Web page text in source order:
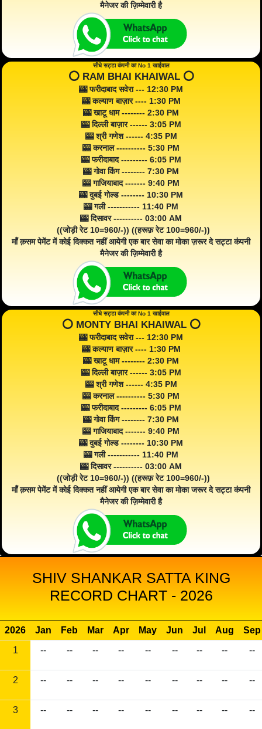
मैनेजर की ज़िम्मेवारी है
सीधे सट्टा कंपनी का No 1 खाईवाल
⭕️ RAM BHAI KHAIWAL ⭕️
🎰 फरीदाबाद सवेरा --- 12:30 PM
🎰 कल्याण बाज़ार ---- 1:30 PM
🎰 खाटू धाम -------- 2:30 PM
🎰 दिल्ली बाज़ार ------ 3:05 PM
🎰 श्री गणेश ------ 4:35 PM
🎰 करनाल ---------- 5:30 PM
🎰 फरीदाबाद --------- 6:05 PM
🎰 गोवा किंग -------- 7:30 PM
🎰 गाजियाबाद ------- 9:40 PM
🎰 दुबई गोल्ड -------- 10:30 PM
🎰 गली ----------- 11:40 PM
🎰 दिसावर ---------- 03:00 AM
((जोड़ी रेट 10=960/-)) ((हरूफ़ रेट 100=960/-))
माँ क़सम पेमेंट में कोई दिक्कत नहीं आयेगी एक बार सेवा का मोका ज़रूर दे सट्टा कंपनी
मैनेजर की ज़िम्मेवारी है
सीधे सट्टा कंपनी का No 1 खाईवाल
⭕️ MONTY BHAI KHAIWAL ⭕️
🎰 फरीदाबाद सवेरा --- 12:30 PM
🎰 कल्याण बाज़ार ---- 1:30 PM
🎰 खाटू धाम -------- 2:30 PM
🎰 दिल्ली बाज़ार ------ 3:05 PM
🎰 श्री गणेश ------ 4:35 PM
🎰 करनाल ---------- 5:30 PM
🎰 फरीदाबाद --------- 6:05 PM
🎰 गोवा किंग -------- 7:30 PM
🎰 गाजियाबाद ------- 9:40 PM
🎰 दुबई गोल्ड -------- 10:30 PM
🎰 गली ----------- 11:40 PM
🎰 दिसावर ---------- 03:00 AM
((जोड़ी रेट 10=960/-)) ((हरूफ़ रेट 100=960/-))
माँ क़सम पेमेंट में कोई दिक्कत नहीं आयेगी एक बार सेवा का मोका जरूर दे सट्टा कंपनी
मैनेजर की ज़िम्मेवारी है
SHIV SHANKAR SATTA KING
RECORD CHART - 2026
2026 Jan Feb Mar Apr May Jun Jul Aug
Sep
1
-- -- -- -- -- -- -- -- --
2 -- -- -- -- -- -- -- -- --
3 -- -- -- -- -- -- -- -- --